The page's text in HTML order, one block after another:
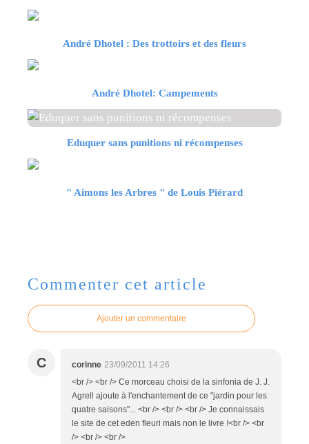
André Dhotel : Des trottoirs et des fleurs
André Dhotel: Campements
Eduquer sans punitions ni récompenses
" Aimons les Arbres " de Louis Piérard
Commenter cet article
Ajouter un commentaire
C corinne 23/09/2011 14:26
<br /> <br /> Ce morceau choisi de la sinfonia de J. J.
Agrell ajoute à l'enchantement de ce "jardin pour les
quatre saisons"... <br /> <br /> <br /> Je connaissais
le site de cet eden fleuri mais non le livre !<br /> <br
/> <br /> <br />